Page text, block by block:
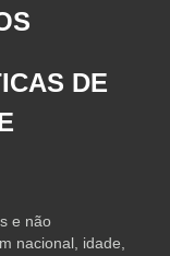
DE
e não
nacional, idade,